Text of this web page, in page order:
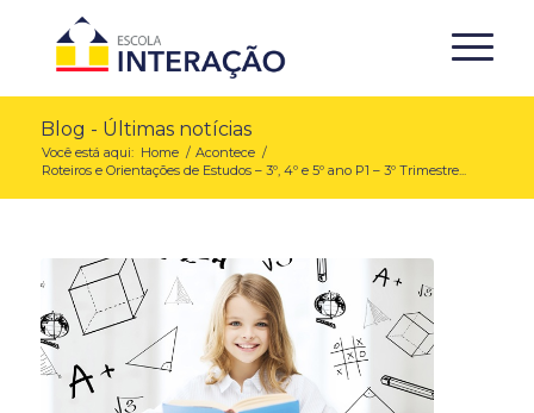
Blog - Últimas notícias
Você está aqui: Home / Acontece /
Roteiros e Orientações de Estudos – 3º, 4º e 5º ano P1 – 3º Trimestre...